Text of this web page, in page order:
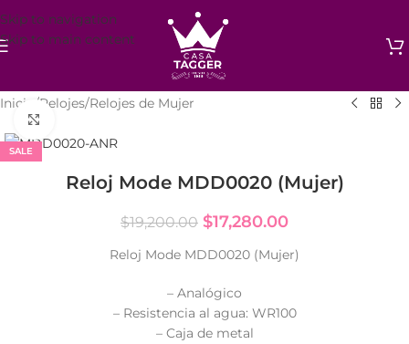
Skip to navigation
Skip to main content
Inicio /Relojes/Relojes de Mujer
SALE
Reloj Mode MDD0020 (Mujer)
$19,200.00 $17,280.00
Reloj Mode MDD0020 (Mujer)
– Analógico
– Resistencia al agua: WR100
– Caja de metal